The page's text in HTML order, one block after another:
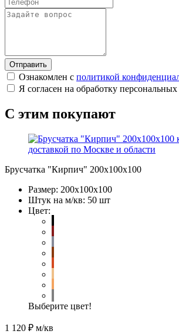
Отправить
Ознакомлен с политикой
Я согласен на обработку
С этим покупают
Брусчатка "Кирпич" 200х100х100
Размер: 200х100х100
Штук на м/кв: 50 шт
Цвет:
Выберите цвет!
1 120 ₽ м/кв